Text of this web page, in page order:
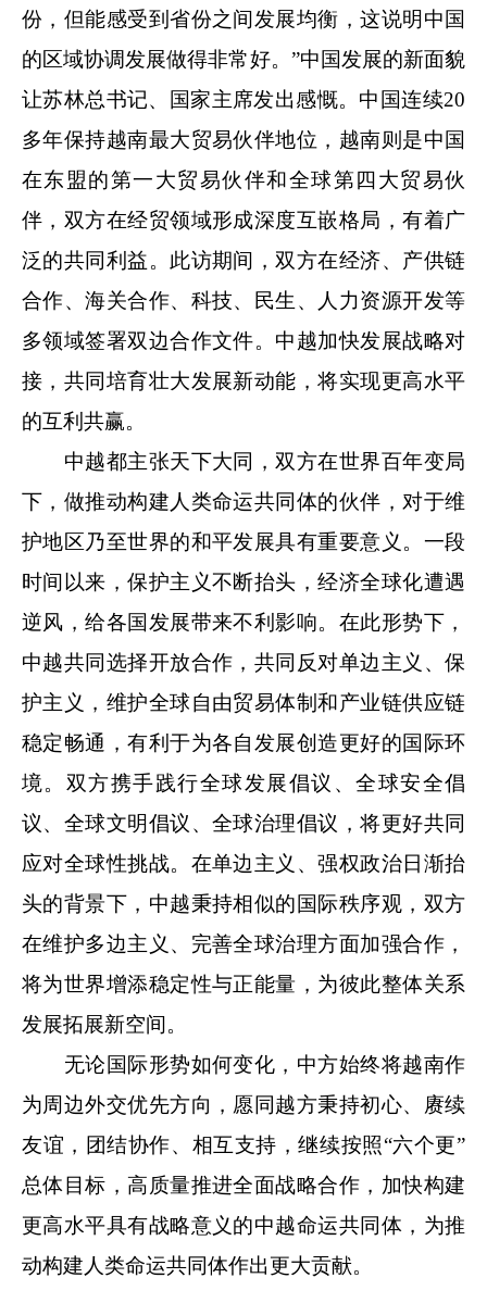
份，但能感受到省份之间发展均衡，这说明中国
的区域协调发展做得非常好。”中国发展的新面貌
让苏林总书记、国家主席发出感慨。中国连续20
多年保持越南最大贸易伙伴地位，越南则是中国
在东盟的第一大贸易伙伴和全球第四大贸易伙
伴，双方在经贸领域形成深度互嵌格局，有着广
泛的共同利益。此访期间，双方在经济、产供链
合作、海关合作、科技、民生、人力资源开发等
多领域签署双边合作文件。中越加快发展战略对
接，共同培育壮大发展新动能，将实现更高水平
的互利共赢。
中越都主张天下大同，双方在世界百年变局
下，做推动构建人类命运共同体的伙伴，对于维
护地区乃至世界的和平发展具有重要意义。一段
时间以来，保护主义不断抬头，经济全球化遭遇
逆风，给各国发展带来不利影响。在此形势下，
中越共同选择开放合作，共同反对单边主义、保
护主义，维护全球自由贸易体制和产业链供应链
稳定畅通，有利于为各自发展创造更好的国际环
境。双方携手践行全球发展倡议、全球安全倡
议、全球文明倡议、全球治理倡议，将更好共同
应对全球性挑战。在单边主义、强权政治日渐抬
头的背景下，中越秉持相似的国际秩序观，双方
在维护多边主义、完善全球治理方面加强合作，
将为世界增添稳定性与正能量，为彼此整体关系
发展拓展新空间。
无论国际形势如何变化，中方始终将越南作
为周边外交优先方向，愿同越方秉持初心、赓续
友谊，团结协作、相互支持，继续按照“六个更”
总体目标，高质量推进全面战略合作，加快构建
更高水平具有战略意义的中越命运共同体，为推
动构建人类命运共同体作出更大贡献。